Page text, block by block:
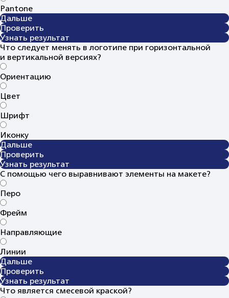
Pantone
Дальше
Проверить
Узнать результат
Что следует менять в логотипе при горизонтальной
и вертикальной версиях?
Ориентацию
Цвет
Шрифт
Иконку
Дальше
Проверить
Узнать результат
С помощью чего выравнивают элементы на макете?
Перо
Фрейм
Направляющие
Линии
Дальше
Проверить
Узнать результат
Что является смесевой краской?